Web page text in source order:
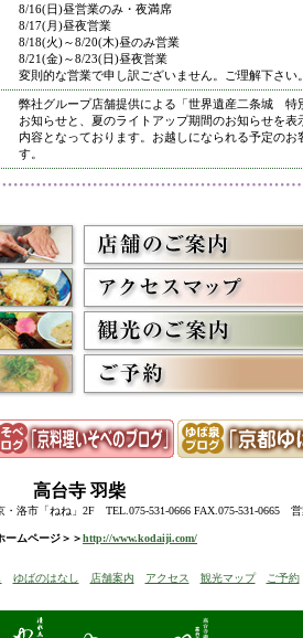
8/16(日)昼営業のみ・夜満席
8/17(月)昼夜営業
8/18(火)～8/20(木)昼のみ営業
8/21(金)～8/23(日)昼夜営業
変則的な営業で申し訳ございません。ご理解下さい。
弊社グループ店舗提供による「世界遺産二条城
お知らせと、夏のライトアップ期間のお知らせを表
内容となっております。お越しになられる予定のお
す。
高台寺・圓徳院 春のライトアップ終了に伴い、表
京料理いそべ担当・世界遺産二条城での特別昼食、
終了に伴い削除させていただきました。多くのお客
うございました。
高台寺・圓徳院・春の夜間ライトアップのお知らせ
お越しの際のお食事に、ぜひ当店をご利用下さい。
高台寺・秋の夜間特別拝観終了に伴い、表示を削除
たくさんのお客様にお越しいただき、ありがとうご
来年1月からの催しを2件表示させていただきました。
ぜひご予約下さい。
12/13(土)は寺院行事の為、休業とさせていただきま
高台寺・圓徳院・秋の夜間特別拝観のお知らせを表
前日までにご予約ください。
当日はお並びいただいた順に席へご案内いたします
高台寺・秋の夜の観月茶会と秋の夜間特別拝観のお
らせを追加しました。
昨今の原材料費・燃料費・人件費等の高騰によりや
いただきます
高台寺 羽柴
洛市「ねね」2F TEL.075-531-0666 FAX.075-531-0665 営
ームページ＞＞http://www.kodaiji.com/
ゆばのはなし 店舗案内 アクセス 観光マップ ご予約